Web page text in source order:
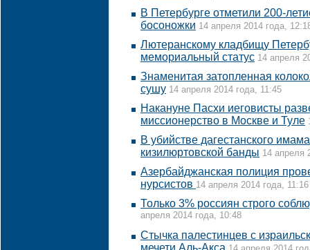
В Петербурге отметили 200-
босоножки 14 апреля 2014 года,
Лютеранскому кладбищу
мемориальный статус 14 апреля
Знаменитая затопленная
сушу 14 апреля 2014 года, 11:45
Накануне Пасхи иеговисты
миссионерство в Москве и Туле
В убийстве дагестанского
кизилюртовской банды 14 апреля
Азербайджанская полиция
нурсистов 14 апреля 2014 года, 11:16
Только 3% россиян строго
апреля 2014 года, 10:48
Стычка палестинцев с
мечети Аль-Акса